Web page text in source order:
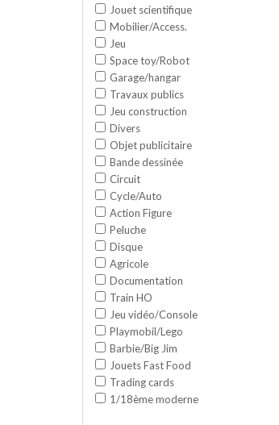
Jouet scientifique
Mobilier/Access.
Jeu
Space toy/Robot
Garage/hangar
Travaux publics
Jeu construction
Divers
Objet publicitaire
Bande dessinée
Circuit
Cycle/Auto
Action Figure
Peluche
Disque
Agricole
Documentation
Train HO
Jeu vidéo/Console
Playmobil/Lego
Barbie/Big Jim
Jouets Fast Food
Trading cards
1/18ème moderne